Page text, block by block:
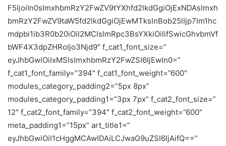
F5IjoiIn0sImxhbmRzY2FwZV9tYXhfd2lkdGgiOjExNDAsImxh
bmRzY2FwZV9taW5fd2lkdGgiOjEwMTksInBob25lIjp7Im1hc
mdpbi1ib3R0b20iOiI2MCIsImRpc3BsYXkiOiIifSwicGhvbmVf
bWF4X3dpZHRoIjo3Njd9″ f_cat1_font_size=”
eyJhbGwiOiIxMSIsImxhbmRzY2FwZSI6IjEwIn0=”
f_cat1_font_family=”394″ f_cat1_font_weight=”600″
modules_category_padding2=”5px 8px”
modules_category_padding1=”3px 7px” f_cat2_font_size=”
12″ f_cat2_font_family=”394″ f_cat2_font_weight=”600″
meta_padding1=”15px” art_title1=”
eyJhbGwiOiI1cHggMCAwIDAiLCJwaG9uZSI6IjAifQ==”